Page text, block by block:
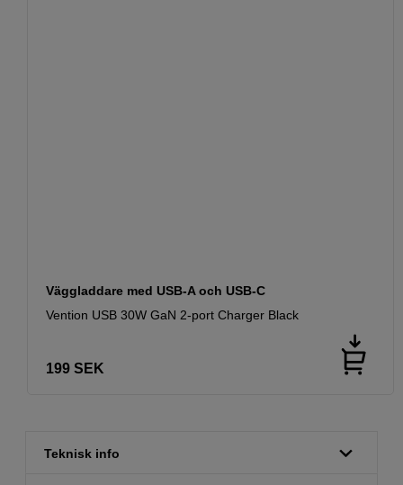
Väggladdare med USB-A och USB-C
Vention USB 30W GaN 2-port Charger Black
199 SEK
Teknisk info